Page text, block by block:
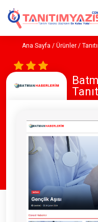
Ana Sayfa / Ürünler /